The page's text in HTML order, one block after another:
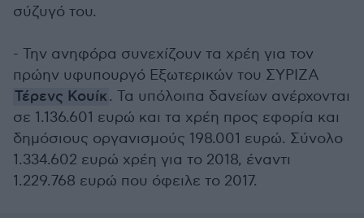
σύζυγό του.
- Την ανηφόρα συνεχίζουν τα χρέη για τον
πρώην υφυπουργό Εξωτερικών του ΣΥΡΙΖΑ
Τέρενς Κουίκ. Τα υπόλοιπα δανείων ανέρχονται
σε 1.136.601 ευρώ και τα χρέη προς εφορία και
δημόσιους οργανισμούς 198.001 ευρώ. Σύνολο
1.334.602 ευρώ χρέη για το 2018, έναντι
1.229.768 ευρώ που όφειλε το 2017.